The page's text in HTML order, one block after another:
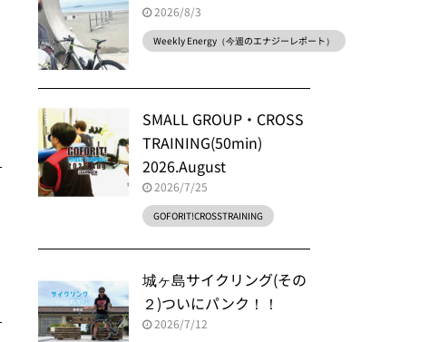
2026/8/3
Weekly Energy（今週のエナジーレポート）
SMALL GROUP・CROSS
TRAINING(50min)
2026.August
2026/7/25
GOFORIT!CROSSTRAINING
城ヶ島サイクリング(その
２)ついにパンク！！
2026/7/12